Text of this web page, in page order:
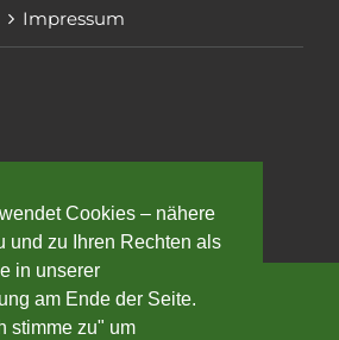
Cookies – nähere
und zu Ihren Rechten als
in unserer
am Ende der Seite.
stimme zu" um
Impressum